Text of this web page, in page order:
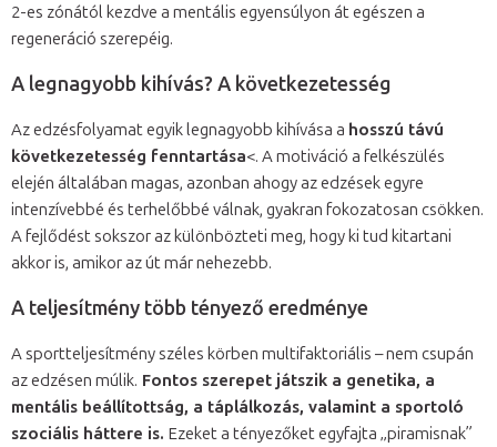
2-es zónától kezdve a mentális egyensúlyon át egészen a
regeneráció szerepéig.
A legnagyobb kihívás? A következetesség
Az edzésfolyamat egyik legnagyobb kihívása a hosszú távú
következetesség fenntartása<. A motiváció a felkészülés
elején általában magas, azonban ahogy az edzések egyre
intenzívebbé és terhelőbbé válnak, gyakran fokozatosan csökken.
A fejlődést sokszor az különbözteti meg, hogy ki tud kitartani
akkor is, amikor az út már nehezebb.
A teljesítmény több tényező eredménye
A sportteljesítmény széles körben multifaktoriális – nem csupán
az edzésen múlik. Fontos szerepet játszik a genetika, a
mentális beállítottság, a táplálkozás, valamint a sportoló
szociális háttere is. Ezeket a tényezőket egyfajta „piramisnak”